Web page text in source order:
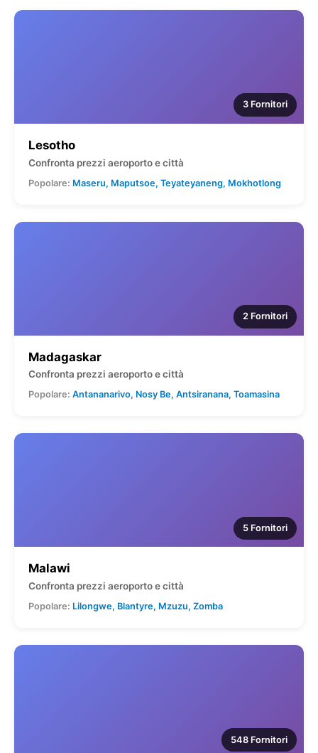
3 Fornitori
Lesotho
Confronta prezzi aeroporto e città
Popolare: Maseru, Maputsoe, Teyateyaneng, Mokhotlong
2 Fornitori
Madagaskar
Confronta prezzi aeroporto e città
Popolare: Antananarivo, Nosy Be, Antsiranana, Toamasina
5 Fornitori
Malawi
Confronta prezzi aeroporto e città
Popolare: Lilongwe, Blantyre, Mzuzu, Zomba
548 Fornitori